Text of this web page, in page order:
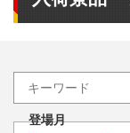
登場月